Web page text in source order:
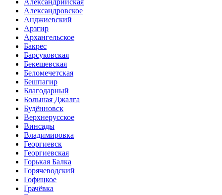
Александрийская
Александровское
Анджиевский
Арзгир
Архангельское
Бакрес
Барсуковская
Бекешевская
Беломечетская
Бешпагир
Благодарный
Большая Джалга
Будённовск
Верхнерусское
Винсады
Владимировка
Георгиевск
Георгиевская
Горькая Балка
Горячеводский
Гофицкое
Грачёвка